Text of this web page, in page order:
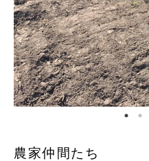
農家仲間たち‍